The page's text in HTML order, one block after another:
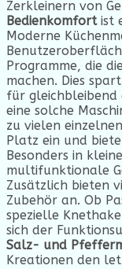
Zerkleinern von
Bedienkomfortist
Moderne
Programme, die
machen. Dies
für gleichbleibend
eine solche
zu vielen einzelnen
Platz ein und
Besonders in
multifunktionale
Zusätzlich bieten
Zubehör an. Ob
spezielle
sich der
Salz- und
Kreationen den